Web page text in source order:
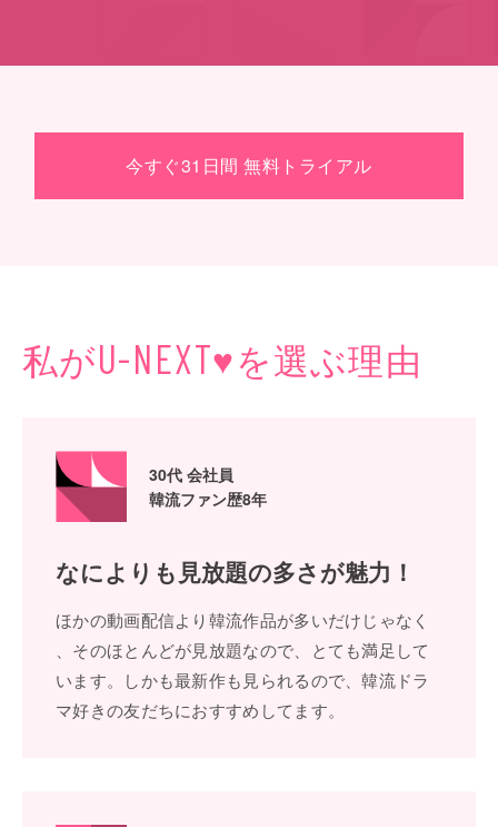
今すぐ31日間 無料トライアル
私がU-NEXT♥を選ぶ理由
30代 会社員
韓流ファン歴8年
なによりも ⾒放題の多さが魅⼒！
ほかの動画配信より韓流作品が多いだけじゃなく
、そのほとんどが⾒放題なので、とても満⾜して
います。しかも最新作も⾒られるので、韓流ドラ
マ好きの友だちにおすすめしてます。